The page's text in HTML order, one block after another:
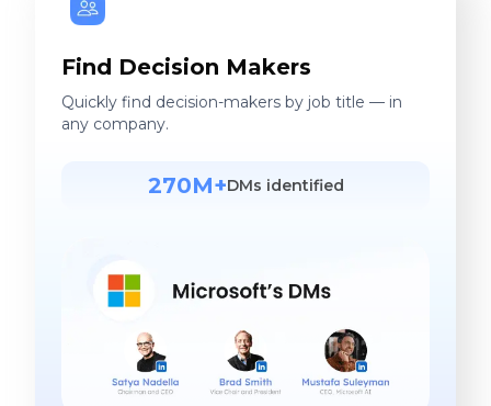
Find Decision Makers
Quickly find decision-makers by job title — in
any company.
270M+DMs identified